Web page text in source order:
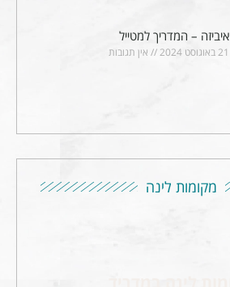
איביזה – המדריך למטייל
21 באוגוסט 2024 אין תגובות
מקומות לינה